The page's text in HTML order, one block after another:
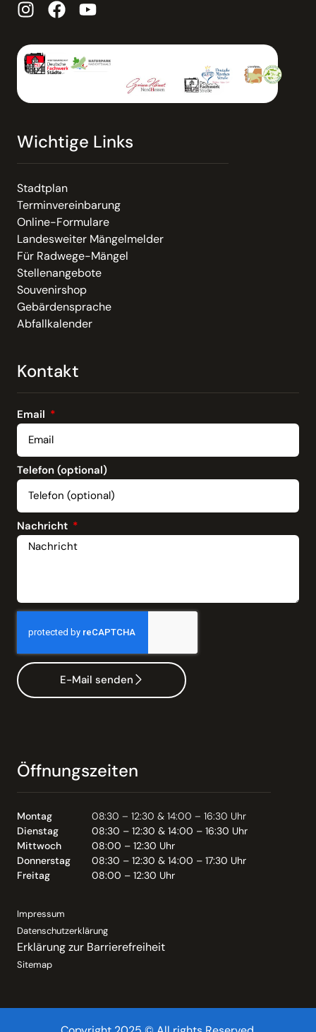
Wichtige Links
Stadtplan
Terminvereinbarung
Online-Formulare
Landesweiter Mängelmelder
Für Radwege-Mängel
Stellenangebote
Souvenirshop
Gebärdensprache
Abfallkalender
Kontakt
Email
Telefon (optional)
Nachricht
E-Mail senden
Öffnungszeiten
Montag
08:30 – 12:30 & 14:00 – 16:30 Uhr
Dienstag
08:30 – 12:30 & 14:00 – 16:30 Uhr
Mittwoch
08:00 – 12:30 Uhr
Donnerstag
08:30 – 12:30 & 14:00 – 17:30 Uhr
Freitag
08:00 – 12:30 Uhr
Impressum
Datenschutzerklärung
Erklärung zur Barrierefreiheit
Sitemap